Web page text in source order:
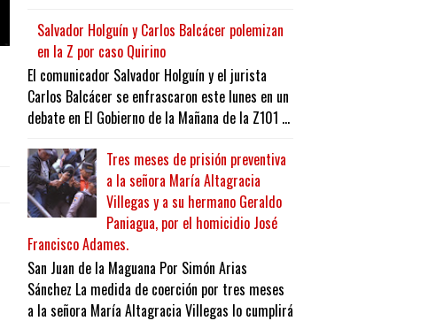
Salvador Holguín y Carlos Balcácer polemizan
en la Z por caso Quirino
El comunicador Salvador Holguín y el jurista
Carlos Balcácer se enfrascaron este lunes en un
debate en El Gobierno de la Mañana de la Z101 ...
Tres meses de prisión preventiva
a la señora María Altagracia
Villegas y a su hermano Geraldo
Paniagua, por el homicidio José
Francisco Adames.
San Juan de la Maguana Por Simón Arias
Sánchez La medida de coerción por tres meses
a la señora María Altagracia Villegas lo cumplirá